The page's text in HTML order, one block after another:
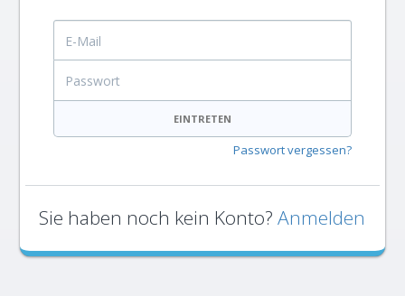
E-Mail
EINTRETEN
Passwort vergessen?
Sie haben noch kein Konto? Anmelden